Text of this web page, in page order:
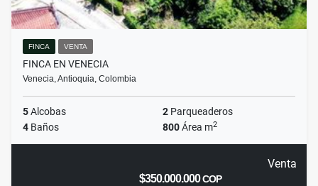
FINCA VENTA
FINCA EN VENECIA
Venecia, Antioquia, Colombia
5Alcobas 2 Parqueaderos
4 Baños 800Área m2
Venta
$350.000.000COP